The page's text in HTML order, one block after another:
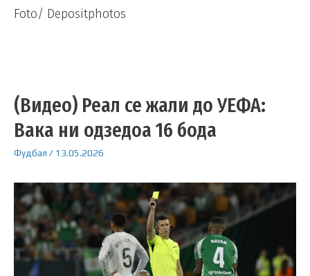
Foto/ Depositphotos
(Видео) Реал се жали до УЕФА:
Вака ни одзедоа 16 бода
Фудбал / 13.05.2026